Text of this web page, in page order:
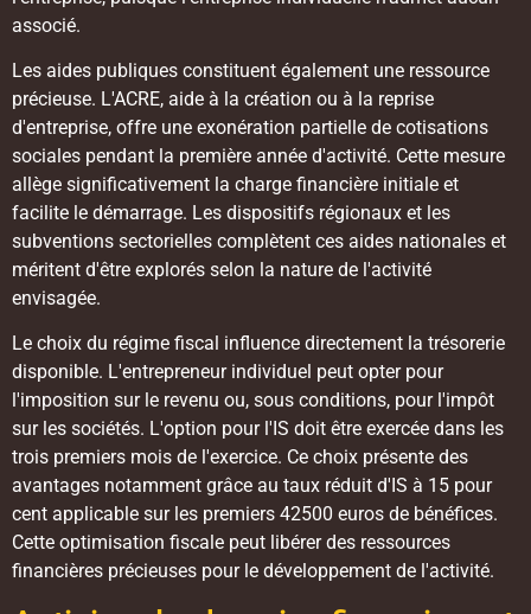
associé.
Les aides publiques constituent également une ressource
précieuse. L'ACRE, aide à la création ou à la reprise
d'entreprise, offre une exonération partielle de cotisations
sociales pendant la première année d'activité. Cette mesure
allège significativement la charge financière initiale et
facilite le démarrage. Les dispositifs régionaux et les
subventions sectorielles complètent ces aides nationales et
méritent d'être explorés selon la nature de l'activité
envisagée.
Le choix du régime fiscal influence directement la trésorerie
disponible. L'entrepreneur individuel peut opter pour
l'imposition sur le revenu ou, sous conditions, pour l'impôt
sur les sociétés. L'option pour l'IS doit être exercée dans les
trois premiers mois de l'exercice. Ce choix présente des
avantages notamment grâce au taux réduit d'IS à 15 pour
cent applicable sur les premiers 42500 euros de bénéfices.
Cette optimisation fiscale peut libérer des ressources
financières précieuses pour le développement de l'activité.